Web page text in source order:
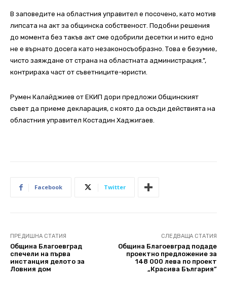
В заповедите на областния управител е посочено, като мотив
липсата на акт за общинска собственост. Подобни решения
до момента без такъв акт сме одобрили десетки и нито едно
не е върнато досега като незаконосъобразно. Това е безумие,
чисто заяждане от страна на областната администрация.”,
контрираха част от съветниците-юристи.
Румен Калайджиев от ЕКИП дори предложи Общинският
съвет да приеме декларация, с която да осъди действията на
областния управител Костадин Хаджигаев.
Facebook Twitter
ПРЕДИШНА СТАТИЯ
Община Благоевград
спечели на първа
инстанция делото за
Ловния дом
СЛЕДВАЩА СТАТИЯ
Община Благоевград подаде
проектно предложение за
148 000 лева по проект
„Красива България”